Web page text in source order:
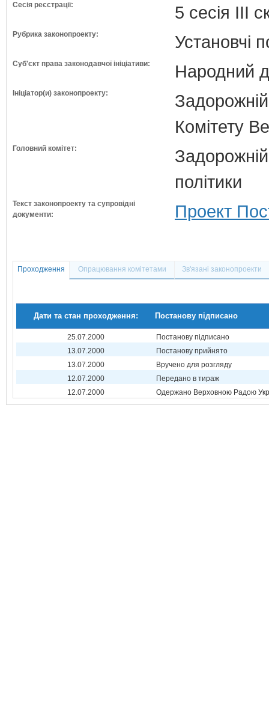
Сесія реєстрації: 5 сесія III
Рубрика законопроекту: Установчі
Суб'єкт права законодавчої ініціативи: Народний
Ініціатор(и) законопроекту:
Комітету
Головний комітет:
політики
Текст законопроекту та супровідні
документи:
Проект
Проходження Опрацювання комітетами Зв'язані законопроекти
Дати та стан проходження: Постанову підписано
25.07.2000
Постанову підписано
13.07.2000
Постанову прийнято
13.07.2000
Вручено для розгляду
12.07.2000
Передано в тираж
12.07.2000
Одержано Верховною Радою